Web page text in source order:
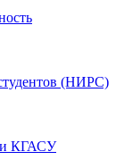
(НИРС)
КГАСУ